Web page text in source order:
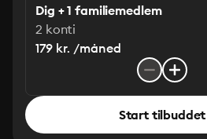
Dig + 1 familiemedlem
2 konti
179 kr. /måned
Start tilbuddet